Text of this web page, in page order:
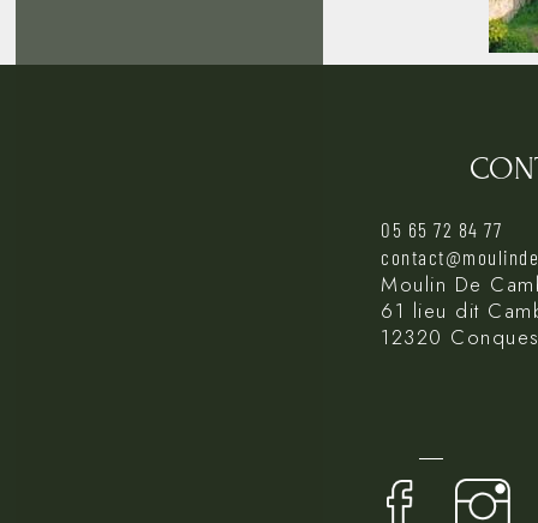
05 65 72 84 77
Moulin De
61 lieu dit
12320